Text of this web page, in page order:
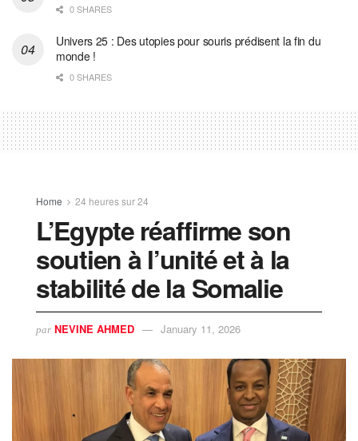
0 SHARES
Univers 25 : Des utopies pour souris prédisent la fin du
monde !
0 SHARES
Home 24 heures sur 24
L’Egypte réaffirme son
soutien à l’unité et à la
stabilité de la Somalie
par NEVINE AHMED January 11, 2026